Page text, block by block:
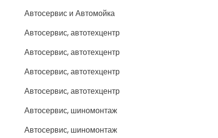
Автосервис и Автомойка
Автосервис, автотехцентр
Автосервис, автотехцентр
Автосервис, автотехцентр
Автосервис, автотехцентр
Автосервис, шиномонтаж
Автосервис, шиномонтаж